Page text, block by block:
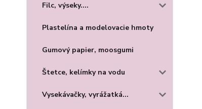
Filc, výseky....
Plastelína a modelovacie hmoty
Gumový papier, moosgumi
Štetce, kelímky na vodu
Vysekávačky, vyrážatká...